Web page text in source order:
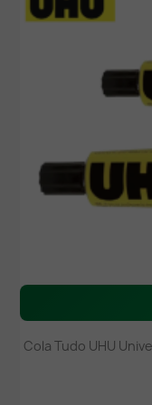
Cola Tudo UHU